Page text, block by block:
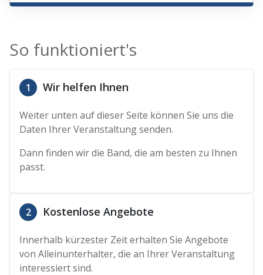
So funktioniert's
1 Wir helfen Ihnen
Weiter unten auf dieser Seite können Sie uns die
Daten Ihrer Veranstaltung senden.
Dann finden wir die Band, die am besten zu Ihnen
passt.
2 Kostenlose Angebote
Innerhalb kürzester Zeit erhalten Sie Angebote
von Alleinunterhalter, die an Ihrer Veranstaltung
interessiert sind.